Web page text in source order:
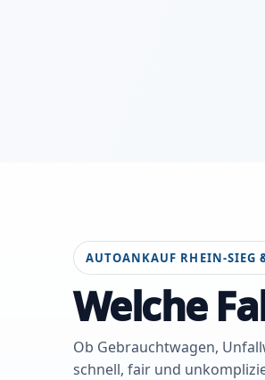
AUTOANKAUF RHEIN-SIEG
Welche
Ob Gebrauchtwagen,
schnell, fair und